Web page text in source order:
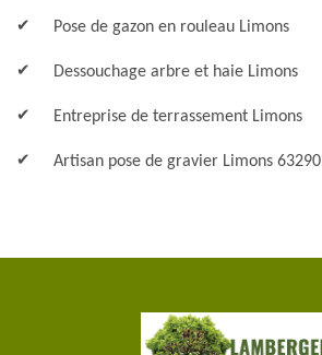
Pose de gazon en rouleau Limons
Dessouchage arbre et haie Limons
Entreprise de terrassement Limons
Artisan pose de gravier Limons 63290